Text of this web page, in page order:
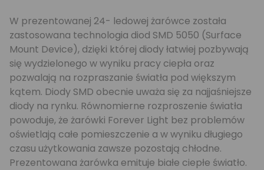
W prezentowanej 24- ledowej żarówce została
zastosowana technologia diod SMD 5050 (Surface
Mount Device), dzięki której diody łatwiej pozbywają
się wydzielonego w wyniku pracy ciepła oraz
pozwalają na rozpraszanie światła pod większym
kątem. Diody SMD obecnie uważa się za najjaśniejsze
diody na rynku. Równomierne rozproszenie światła
powoduje, że żarówki Forever Light bez problemów
oświetlają całe pomieszczenie a w wyniku długiego
czasu użytkowania zawsze pozostają chłodne.
Prezentowana żarówka emituje białe ciepłe światło.